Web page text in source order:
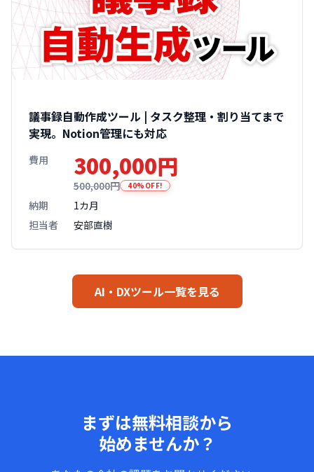
議事録自動作成ツール | タスク整理・割り当てまで
実現。Notion管理にも対応
費用 300,000円
500,000円 40%OFF!
納期
1カ月
担当者
安部直樹
AI・DXツール一覧を見る
まずは無料相談から
始めませんか？